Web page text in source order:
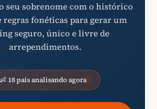
seu sobrenome com o histórico
regras fonéticas para gerar um
seguro, único e livre de
arrependimentos.
👶 18 pais analisando agora